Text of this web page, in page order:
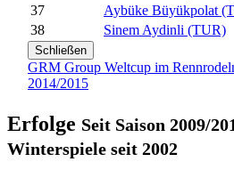
37
Aybüke Büyükpolat
38
Sinem Aydinli (TUR)
Schließen
GRM Group Weltcup im
2014/2015
Erfolge Seit Saison 2009/
Winterspiele seit 2002